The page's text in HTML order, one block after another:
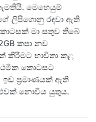
මෙහෙයුම්
ලිපිගොනු රඳවා ඇති
මා සතුව තිබේ
කපා නව
කිරීමට භාවිතා කළ
කොටසට
ඉඩ ප්‍රමාණයක් ඇති
නොවිය යුතුය.